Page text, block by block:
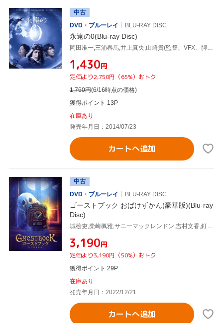
中古
DVD・ブルーレイ
BLU-RAY DISC
永遠の0(Blu-ray Disc)
¥1,430円
定価より2,750円（65%）おトク
1,760円(6/16時点の価格)
獲得ポイント 13P
在庫あり
発売年月日：2014/07/23
カートへ追加
中古
DVD・ブルーレイ
BLU-RAY DISC
ゴーストブック おばけずかん(豪華版)(Blu-ray
Disc)
城桧吏,柴崎楓雅,サニーマックレンドン,吉村文香,釘宮理恵,山崎貴(監督、キャラクターデザイン、脚本、VFX、ストーリー原案),斉藤洋(原作(作)),宮本えつよし(原作(絵))
¥3,190円
定価より3,190円（50%）おトク
獲得ポイント 29P
在庫あり
発売年月日：2022/12/21
カートへ追加